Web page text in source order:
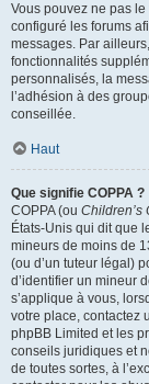
Vous pouvez ne pas
configuré les forums
messages. Par
fonctionnalités
personnalisés, la
l’adhésion à des
conseillée.
Haut
Que signifie COPPA ?
COPPA (ou Children’s
États-Unis qui dit que
mineurs de moins de
(ou d’un tuteur légal)
d’identifier un mineur
s’applique à vous,
votre place, contactez
phpBB Limited et les
conseils juridiques et
de toutes sortes, à